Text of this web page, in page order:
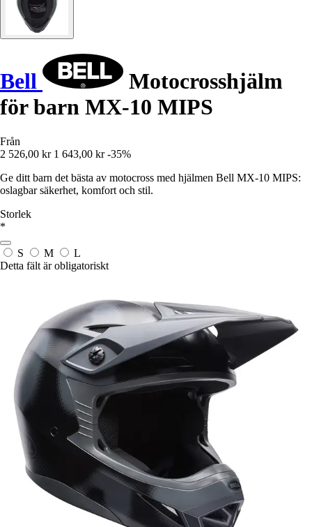
Bell
Motocrosshjälm
för barn MX-10 MIPS
Från
2 526,00 kr 1 643,00 kr -35%
Ge ditt barn det bästa av motocross med hjälmen Bell MX-10 MIPS:
oslagbar säkerhet, komfort och stil.
Storlek
*
S M
L
Detta fält är obligatoriskt